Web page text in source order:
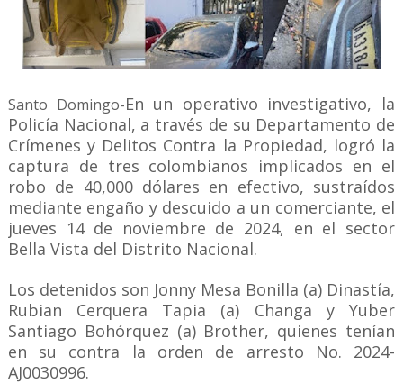
Santo Domingo-En un operativo investigativo, la
Policía Nacional, a través de su Departamento de
Crímenes y Delitos Contra la Propiedad, logró la
captura de tres colombianos implicados en el
robo de 40,000 dólares en efectivo, sustraídos
mediante engaño y descuido a un comerciante, el
jueves 14 de noviembre de 2024, en el sector
Bella Vista del Distrito Nacional.
Los detenidos son Jonny Mesa Bonilla (a) Dinastía,
Rubian Cerquera Tapia (a) Changa y Yuber
Santiago Bohórquez (a) Brother, quienes tenían
en su contra la orden de arresto No. 2024-
AJ0030996.